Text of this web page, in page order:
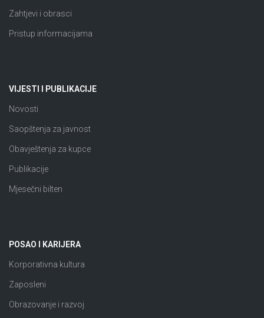
Zahtjevi i obrasci
Pristup informacijama
VIJESTI I PUBLIKACIJE
Novosti
Saopštenja za javnost
Obavještenja za kupce
Publikacije
Mjesečni bilten
POSAO I KARIJERA
Korporativna kultura
Zaposleni
Obrazovanje i razvoj